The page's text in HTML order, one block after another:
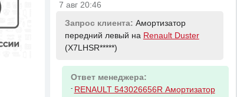
7 авг 20:46
Запрос клиента: Амортизатор
передний левый на Renault Duster
(X7LHSR*****)
Ответ менеджера:
- RENAULT 543026656R Амортизатор